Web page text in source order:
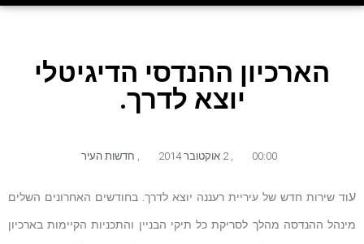
הארכיון ההנדסי הדיגיטלי
יוצא לדרך.
00:00
, 2 אוקטובר 2014 , חדשות העיר
עוד שירות חדש של עיריית רעננה יוצא לדרך. בחודשים האחרונים השלים
מינהל ההנדסה מהלך לסריקת כל תיקי הבניין והתכניות הקיימות בארכיון